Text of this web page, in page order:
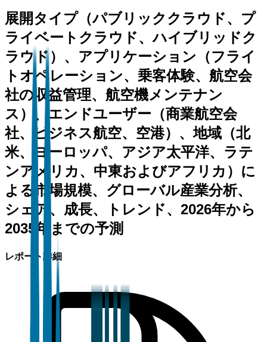
展開タイプ（パブリッククラウド、プ
ライベートクラウド、ハイブリッドク
ラウド）、アプリケーション（フライ
トオペレーション、乗客体験、航空会
社の収益管理、航空機メンテナン
ス）、エンドユーザー（商業航空会
社、ビジネス航空、空港）、地域（北
米、ヨーロッパ、アジア太平洋、ラテ
ンアメリカ、中東およびアフリカ）に
よる市場規模、グローバル産業分析、
シェア、成長、トレンド、2026年から
2035年までの予測
レポート詳細